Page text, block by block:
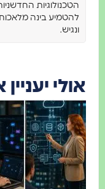
הטכנולוגיות
להטמיע בינה
ונגיש.
אולי